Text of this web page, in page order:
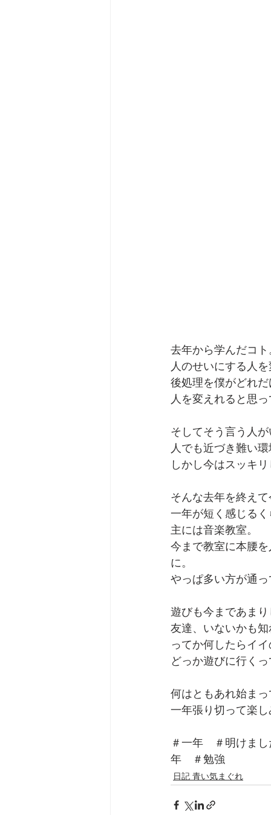
去年から学んだコト
人のせいにする人
後処理を僕がどれ
人を変えれると思
そしてそう言う人
人でも近づき難い
しかし今はスッキ
そんな去年を終え
一年が短く感じるく
主には音楽教室。
今まで教室に本腰
に。
やっぱ多い方が通っ
遊びも今まであま
友達、いないかも知
ってか何したらイ
どっか遊びに行く
何はともあれ始まっ
一年張り切って楽し
＃一年　＃明けま
年　＃勉強
日記 青い気まぐれ